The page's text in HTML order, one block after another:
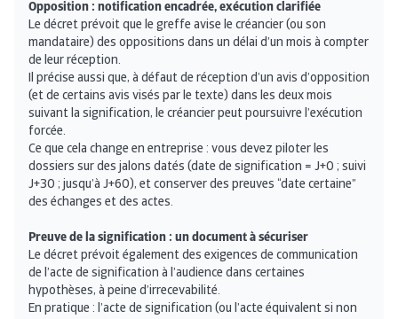
Opposition : notification encadrée, exécution clarifiée
Le décret prévoit que le greffe avise le créancier (ou son
mandataire) des oppositions dans un délai d’un mois à compter
de leur réception.
Il précise aussi que, à défaut de réception d’un avis d’opposition
(et de certains avis visés par le texte) dans les deux mois
suivant la signification, le créancier peut poursuivre l’exécution
forcée.
Ce que cela change en entreprise : vous devez piloter les
dossiers sur des jalons datés (date de signification = J+0 ; suivi
J+30 ; jusqu’à J+60), et conserver des preuves “date certaine”
des échanges et des actes.
Preuve de la signification : un document à sécuriser
Le décret prévoit également des exigences de communication
de l’acte de signification à l’audience dans certaines
hypothèses, à peine d’irrecevabilité.
En pratique : l’acte de signification (ou l’acte équivalent si non